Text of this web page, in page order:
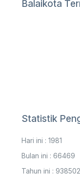
Balaikota
Statistik
Hari ini : 1981
Bulan ini : 66469
Tahun ini : 938502